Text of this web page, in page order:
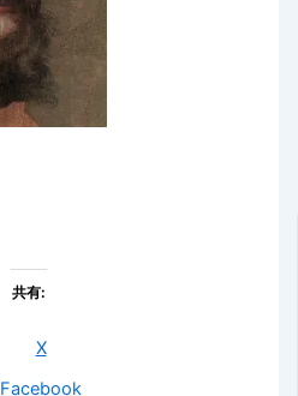
共有:
X
Facebook